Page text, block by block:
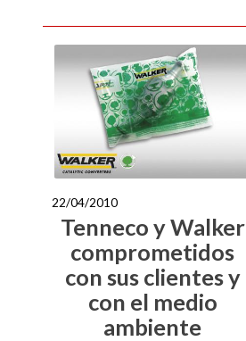
22/04/2010
Tenneco y Walker
comprometidos
con sus clientes y
con el medio
ambiente